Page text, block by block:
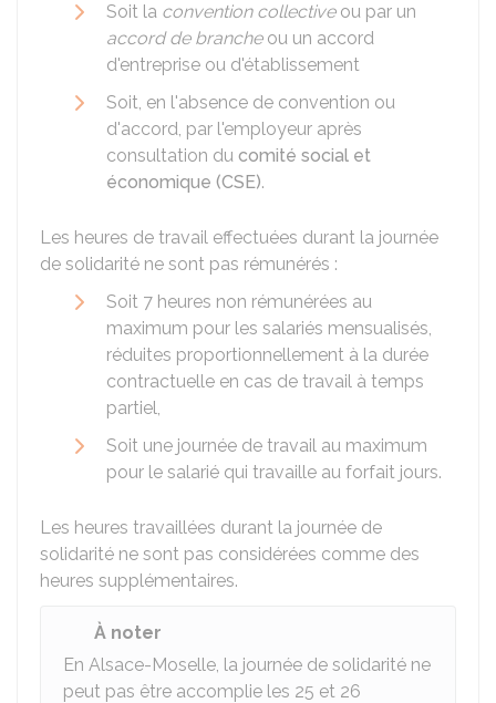
Soit la convention collectiveou par un
accord de brancheou un accord
d'entreprise ou d'établissement
Soit, en l'absence de convention ou
d'accord, par l'employeur après
consultation du comité social et
économique (CSE).
Les heures de travail effectuées durant la journée
de solidarité ne sont pas rémunérés :
Soit 7 heures non rémunérées au
maximum pour les salariés mensualisés,
réduites proportionnellement à la durée
contractuelle en cas de travail à temps
partiel,
Soit une journée de travail au maximum
pour le salarié qui travaille au forfait jours.
Les heures travaillées durant la journée de
solidarité ne sont pas considérées comme des
heures supplémentaires.
À noter
En Alsace-Moselle, la journée de solidarité ne
peut pas être accomplie les 25 et 26